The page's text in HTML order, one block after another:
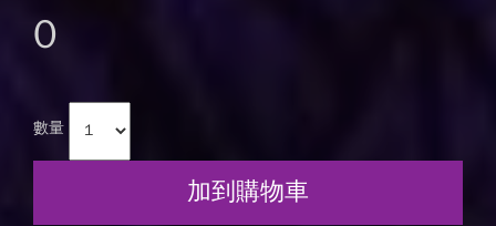
0
數量
加到購物車